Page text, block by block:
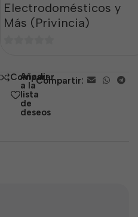
Electrodomésticos y
Más (Privincia)
5 Comparar
Añadir
a la
lista
de
deseos
Compartir: